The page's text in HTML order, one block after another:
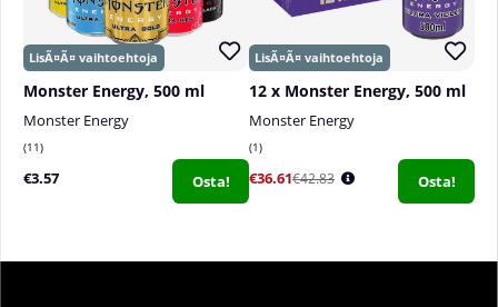
Monster Energy, 500 ml
Monster Energy
11
€3.57 Osta!
12 x Monster Energy, 500 ml
Monster Energy
1
€36.61€42.83 Osta!